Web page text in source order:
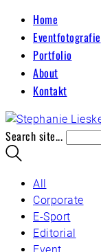
Home
Eventfotografie
Portfolio
About
Kontakt
Search site...
All
Corporate
E-Sport
Editorial